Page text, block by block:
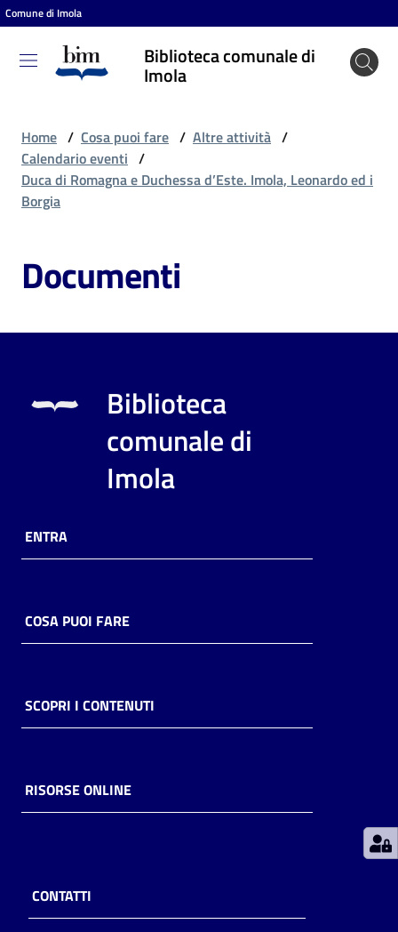
Vai al contenuto
Vai alla navigazione
Vai al footer
Comune di Imola
Biblioteca comunale di
Imola
Biblioteca
comunale
Entra
Cosa
puoi
Archivio
Decentrate
lettura
Home / Cosa puoi fare / Altre attività /
Calendario eventi /
Duca di Romagna e Duchessa d’Este. Imola, Leonardo ed i
Borgia
Documenti
Biblioteca
comunale di
Imola
ENTRA
COSA PUOI FARE
SCOPRI I CONTENUTI
RISORSE ONLINE
CONTATTI